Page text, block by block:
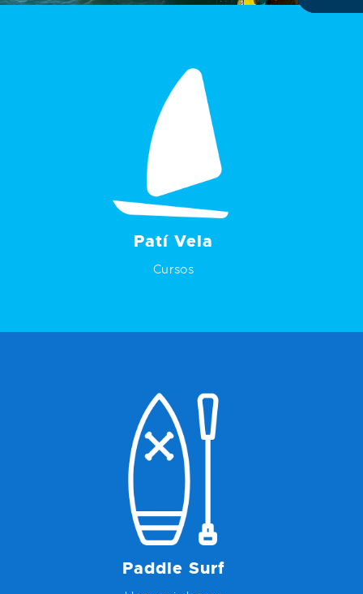
Patí Vela
Cursos
Paddle Surf